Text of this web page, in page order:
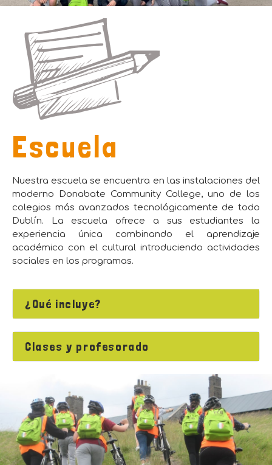
Escuela
Nuestra escuela se encuentra en las instalaciones del
moderno Donabate Community College, uno de los
colegios más avanzados tecnológicamente de todo
Dublín. La escuela ofrece a sus estudiantes la
experiencia única combinando el aprendizaje
académico con el cultural introduciendo actividades
sociales en los programas.
¿Qué incluye?
Clases y profesorado